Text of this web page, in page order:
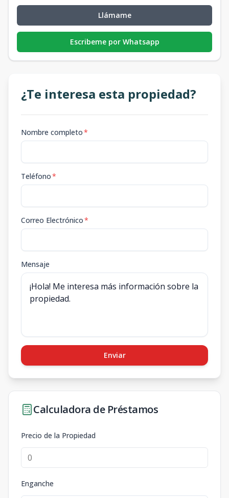
Llámame
Escribeme por Whatsapp
¿Te interesa esta propiedad?
Nombre completo*
Teléfono*
Correo Electrónico*
Mensaje
Enviar
Calculadora de Préstamos
Precio de la Propiedad
Enganche